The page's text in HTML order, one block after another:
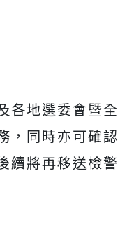
各地選委會暨全
，同時亦可確認
續將再移送檢警